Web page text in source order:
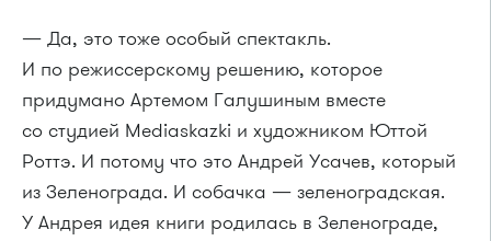
— Да, это тоже особый спектакль.
И по режиссерскому решению, которое
придумано Артемом Галушиным вместе
со студией Mediaskazki и художником Юттой
Роттэ. И потому что это Андрей Усачев, который
из Зеленограда. И собачка — зеленоградская.
У Андрея идея книги родилась в Зеленограде,